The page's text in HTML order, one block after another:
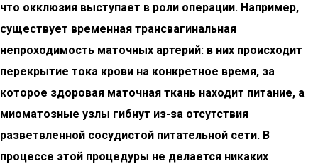
что окклюзия выступает в роли операции. Например,
существует временная трансвагинальная
непроходимость маточных артерий: в них происходит
перекрытие тока крови на конкретное время, за
которое здоровая маточная ткань находит питание, а
миоматозные узлы гибнут из-за отсутствия
разветвленной сосудистой питательной сети. В
процессе этой процедуры не делается никаких